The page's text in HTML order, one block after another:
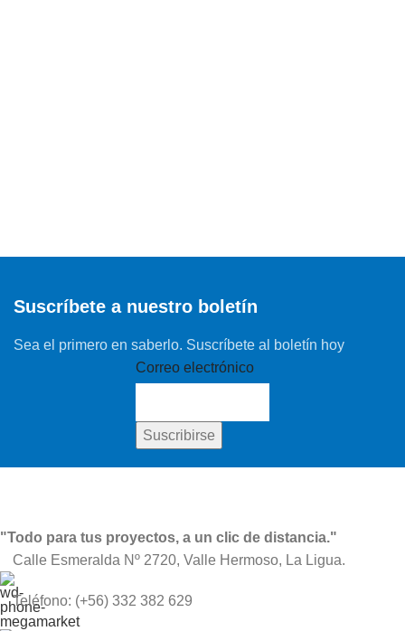
Suscríbete a nuestro boletín
Sea el primero en saberlo. Suscríbete al boletín hoy
Correo electrónico
"Todo para tus proyectos, a un clic de distancia."
Calle Esmeralda Nº 2720, Valle Hermoso, La Ligua.
Teléfono: (+56) 332 382 629